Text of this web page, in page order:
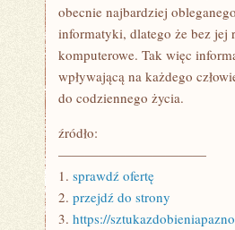
obecnie najbardziej
informatyki, dlatego że bez jej
komputerowe. Tak więc
wpływającą na każdego
do codziennego życia.
źródło:
———————————
1. sprawdź ofertę
2. przejdź do strony
3. https://